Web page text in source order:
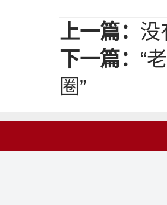
上一篇： 没
下一篇： “
圈”